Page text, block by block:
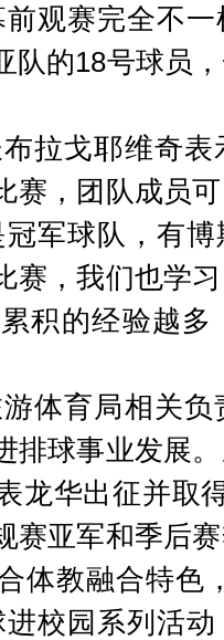
观赛完全不
队的18号球员
拉戈耶维奇
赛，团队成员
军球队，有
赛，我们也学
积的经验越多
体育局相关
排球事业发展
龙华出征并取
赛亚军和季后
体教融合特色
进校园系列活